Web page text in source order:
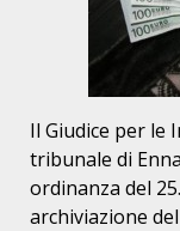
Il Giudice per le
tribunale di
ordinanza del
archiviazione